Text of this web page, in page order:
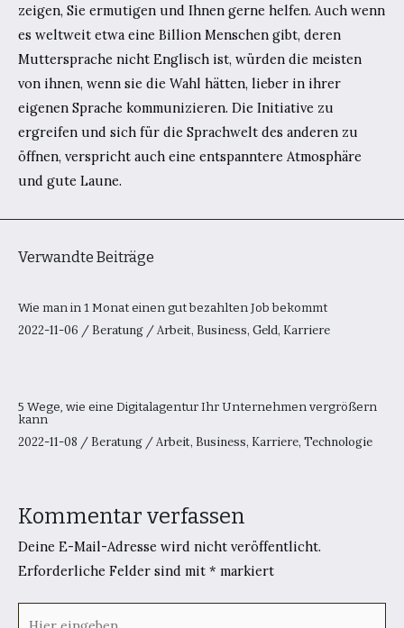
zeigen, Sie ermutigen und Ihnen gerne helfen. Auch wenn
es weltweit etwa eine Billion Menschen gibt, deren
Muttersprache nicht Englisch ist, würden die meisten
von ihnen, wenn sie die Wahl hätten, lieber in ihrer
eigenen Sprache kommunizieren. Die Initiative zu
ergreifen und sich für die Sprachwelt des anderen zu
öffnen, verspricht auch eine entspanntere Atmosphäre
und gute Laune.
Verwandte Beiträge
Wie man in 1 Monat einen gut bezahlten Job bekommt
2022-11-06 / Beratung /Arbeit, Business, Geld, Karriere
5 Wege, wie eine Digitalagentur Ihr Unternehmen vergrößern
kann
2022-11-08 / Beratung /Arbeit, Business, Karriere, Technologie
Kommentar verfassen
Deine E-Mail-Adresse wird nicht veröffentlicht.
Erforderliche Felder sind mit * markiert